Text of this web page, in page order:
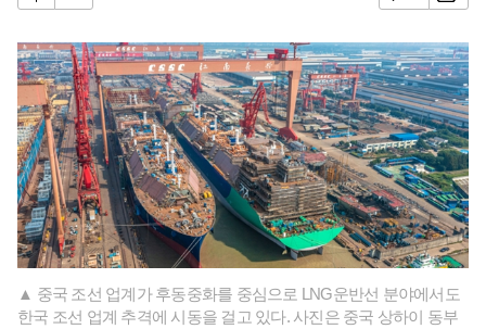
▲ 중국 조선 업계가 후동중화를 중심으로 LNG운반선 분야에서도
한국 조선 업계 추격에 시동을 걸고 있다. 사진은 중국 상하이 동부